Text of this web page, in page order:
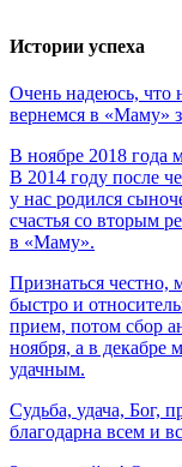
Истории успеха
Очень надеюсь, что
вернемся в «Маму»
В ноябре 2018
В 2014 году после
у нас родился
счастья со вторым
в «Маму».
Признаться честно,
быстро и
прием, потом сбор
ноября, а в декабре
удачным.
Судьба, удача, Бог,
благодарна всем и